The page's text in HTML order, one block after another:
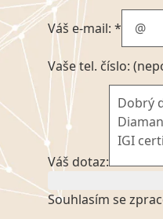
Váš e-mail: *
Vaše tel. číslo:
Váš dotaz:
Souhlasím se